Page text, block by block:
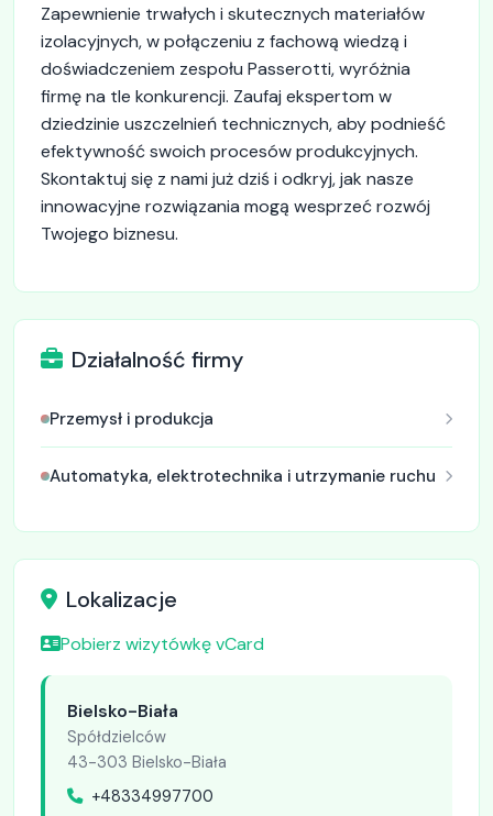
Zapewnienie trwałych i skutecznych materiałów
izolacyjnych, w połączeniu z fachową wiedzą i
doświadczeniem zespołu Passerotti, wyróżnia
firmę na tle konkurencji. Zaufaj ekspertom w
dziedzinie uszczelnień technicznych, aby podnieść
efektywność swoich procesów produkcyjnych.
Skontaktuj się z nami już dziś i odkryj, jak nasze
innowacyjne rozwiązania mogą wesprzeć rozwój
Twojego biznesu.
Działalność firmy
Przemysł i produkcja
Automatyka, elektrotechnika i utrzymanie ruchu
Lokalizacje
Pobierz wizytówkę vCard
Bielsko-Biała
Spółdzielców
43-303 Bielsko-Biała
+48334997700